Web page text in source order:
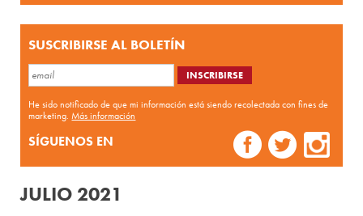
SUSCRIBIRSE AL BOLETÍN
He sido notificado de que mi información está siendo recolectada con fines de
marketing.Más información
SÍGUENOS EN
JULIO 2021